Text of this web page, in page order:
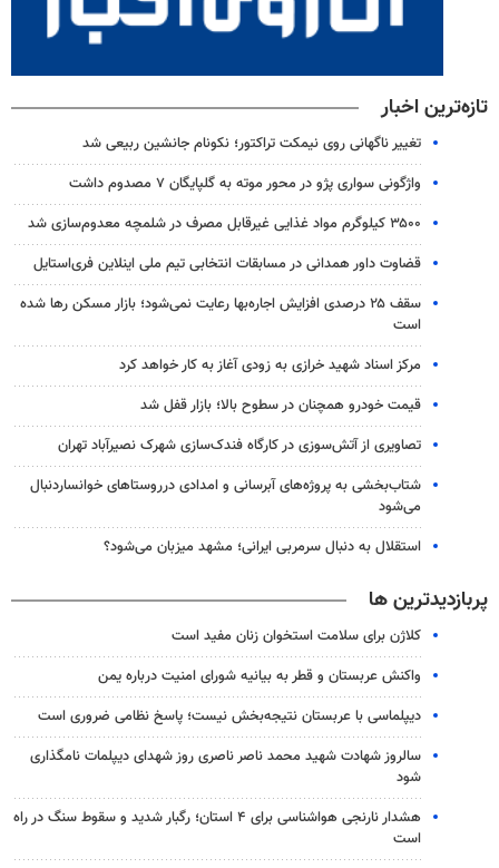
تازه‌ترین اخبار
تغییر ناگهانی روی نیمکت تراکتور؛ نکونام جانشین ربیعی شد
واژگونی سواری پژو در محور موته به گلپایگان ۷ مصدوم داشت
۳۵۰۰ کیلوگرم مواد غذایی غیرقابل مصرف در شلمچه معدوم‌سازی شد
قضاوت داور همدانی در مسابقات انتخابی تیم ملی اینلاین فری‌استایل
سقف ۲۵ درصدی افزایش اجاره‌بها رعایت نمی‌شود؛ بازار مسکن رها شده
است
مرکز اسناد شهید خرازی به زودی آغاز به کار خواهد کرد
قیمت خودرو همچنان در سطوح بالا؛ بازار قفل شد
تصاویری از آتش‌سوزی در کارگاه فندک‌سازی شهرک نصیرآباد تهران
شتاب‌بخشی به پروژه‌های آبرسانی و امدادی درروستاهای خوانساردنبال
می‌شود
استقلال به دنبال سرمربی ایرانی؛ مشهد میزبان می‌شود؟
پربازدیدترین ها
کلاژن برای سلامت استخوان زنان مفید است
واکنش عربستان و قطر به بیانیه شورای امنیت درباره یمن
دیپلماسی با عربستان نتیجه‌بخش نیست؛ پاسخ نظامی ضروری است
سالروز شهادت شهید محمد ناصر ناصری روز شهدای دیپلمات نامگذاری
شود
هشدار نارنجی هواشناسی برای ۴ استان؛ رگبار شدید و سقوط سنگ در راه
است